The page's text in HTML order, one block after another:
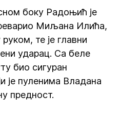
боку Радоњић је
Миљана Илића,
руком, те је главни
ударац. Са беле
био сигуран
је пуленима Владана
предност.